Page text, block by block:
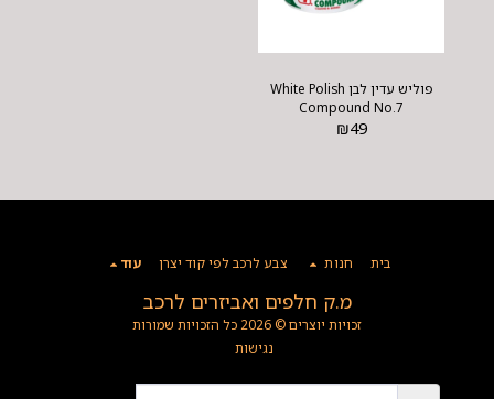
פוליש עדין לבן White Polish
Compound No.7
₪49
מ.ק חלפים ואביזרים לרכב
זכויות יוצרים © 2026 כל הזכויות שמורות
נגישות
בית חנות צבע לרכב לפי קוד יצרן עוד